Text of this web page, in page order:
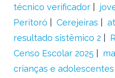
técnico verificador
Peritoró
Cerejeiras
resultado sistêmico 2
Censo Escolar 2025
crianças e adolescentes